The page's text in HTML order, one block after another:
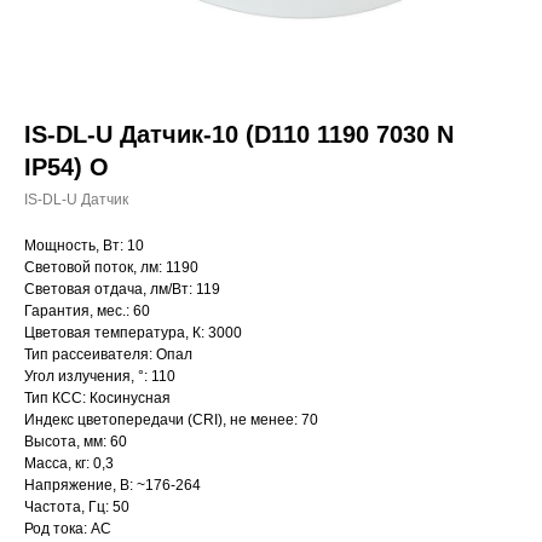
IS-DL-U Датчик-10 (D110 1190 7030 N
IP54) O
IS-DL-U Датчик
Мощность, Вт: 10
Световой поток, лм: 1190
Световая отдача, лм/Вт: 119
Гарантия, мес.: 60
Цветовая температура, К: 3000
Тип рассеивателя: Опал
Угол излучения, °: 110
Тип КСС: Косинусная
Индекс цветопередачи (CRI), не менее: 70
Высота, мм: 60
Масса, кг: 0,3
Напряжение, В: ~176-264
Частота, Гц: 50
Род тока: AC